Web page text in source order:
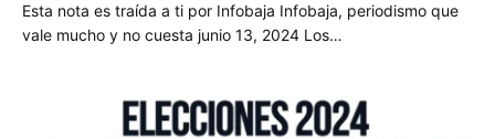
Esta nota es traída a ti por Infobaja Infobaja, periodismo que
vale mucho y no cuesta junio 13, 2024 Los…